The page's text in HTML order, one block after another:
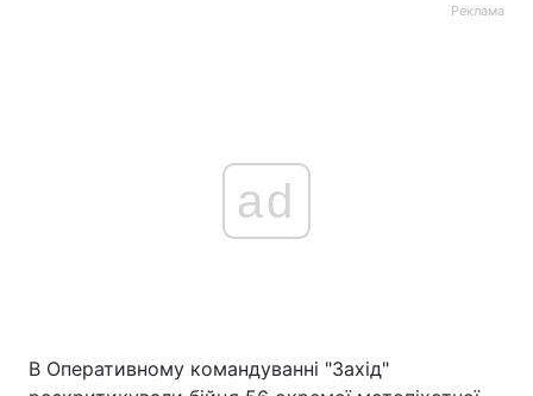
Головна Війна
Реклама
ad
В Оперативному командуванні "Захід"